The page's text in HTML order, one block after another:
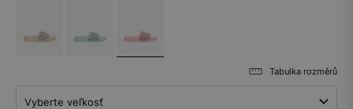
Tabulka rozměrů
Vyberte veľkosť